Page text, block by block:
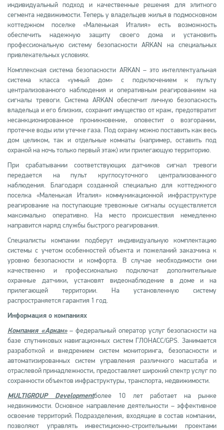
индивидуальный подход и качественные решения для элитного
сегмента недвижимости. Теперь у владельцев жилья в подмосковном
коттеджном поселке «Маленькая Италия» есть возможность
обеспечить надежную защиту своего дома и установить
профессиональную систему безопасности ARKAN на специальных
привлекательных условиях.
Комплексная система безопасности ARKAN – это интеллектуальная
система класса «умный дом» с подключением к пульту
централизованного наблюдения и оперативным реагированием на
сигналы тревоги. Система ARKAN обеспечит личную безопасность
владельца и его близких, сохранит имущество от краж, предотвратит
несанкционированное проникновение, оповестит о возгорании,
протечке воды или утечке газа. Под охрану можно поставить как весь
дом целиком, так и отдельные комнаты (например, оставить под
охраной на ночь только первый этаж) или прилегающую территорию.
При срабатывании соответствующих датчиков сигнал тревоги
передается на пульт круглосуточного централизованного
наблюдения. Благодаря созданной специально для коттеджного
поселка «Маленькая Италия» коммуникационной инфраструктуре
реагирование на поступающие тревожные сигналы осуществляется
максимально оперативно. На место происшествия немедленно
направится наряд службы быстрого реагирования.
Специалисты компании подберут индивидуальную комплектацию
системы с учетом особенностей объекта и пожеланий заказчика к
уровню безопасности и комфорта. В случае необходимости они
качественно и профессионально подключат дополнительные
охранные датчики, установят видеонаблюдение в доме и на
прилегающей территории. На установленную систему
распространяется гарантия 1 год.
Информация о компаниях
Компания «Аркан»– федеральный оператор услуг безопасности на
базе спутниковых навигационных систем ГЛОНАСС/GPS. Занимается
разработкой и внедрением систем мониторинга, безопасности и
автоматизированных систем управления различного масштаба и
отраслевой принадлежности, предоставляет широкий спектр услуг по
сохранности объектов инфраструктуры, транспорта, недвижимости.
MULTIGROUP Developmentболее 10 лет работает на рынке
недвижимости. Основное направление деятельности – эффективное
освоение территорий. Подразделения, входящие в состав компании,
позволяют управлять инвестиционно-строительными проектами